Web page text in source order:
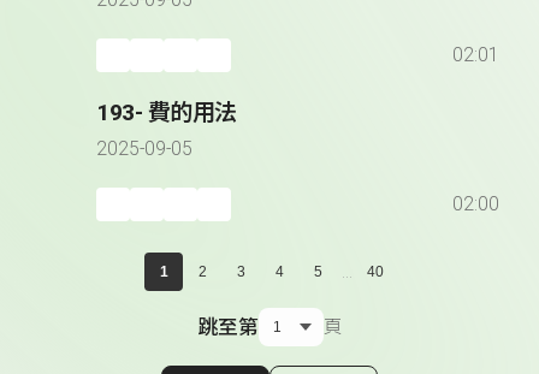
02:01
193- 費的用法
2025-09-05
02:00
1 2 3 4 5 ... 40
跳至第 頁